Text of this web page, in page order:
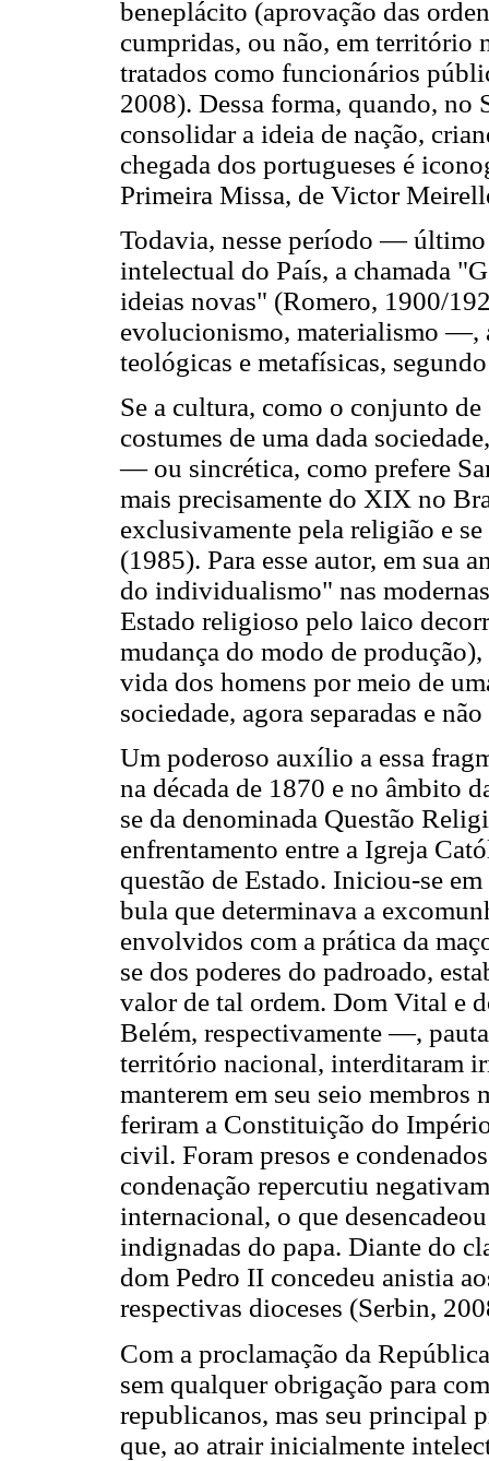
beneplácito (aprovação das
cumpridas, ou não, em território
tratados como funcionários
2008). Dessa forma, quando, no
consolidar a ideia de nação,
chegada dos portugueses é
Primeira Missa, de Victor
Todavia, nesse período —
intelectual do País, a chamada
ideias novas" (Romero, 1900/
evolucionismo, materialismo —,
teológicas e metafísicas,
Se a cultura, como o conjunto
costumes de uma dada
— ou sincrética, como prefere
mais precisamente do XIX no
exclusivamente pela religião e
(1985). Para esse autor, em sua
do individualismo" nas
Estado religioso pelo laico
mudança do modo de
vida dos homens por meio de
sociedade, agora separadas e
Um poderoso auxílio a essa
na década de 1870 e no âmbito
se da denominada Questão
enfrentamento entre a Igreja
questão de Estado. Iniciou-se
bula que determinava a
envolvidos com a prática da
se dos poderes do padroado,
valor de tal ordem. Dom Vital e
Belém, respectivamente —,
território nacional, interditaram
manterem em seu seio membros
feriram a Constituição do
civil. Foram presos e
condenação repercutiu
internacional, o que
indignadas do papa. Diante do
dom Pedro II concedeu anistia
respectivas dioceses (Serbin,
Com a proclamação da
sem qualquer obrigação para
republicanos, mas seu principal
que, ao atrair inicialmente